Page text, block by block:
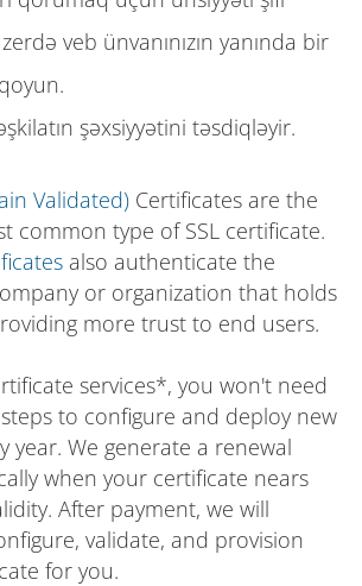
veb ünvanınızın yanında bir
şəxsiyyətini təsdiqləyir.
Validated) Certificates are the
common type of SSL certificate.
also authenticate the
or organization that holds
more trust to end users.
services*, you won't need
to configure and deploy new
year. We generate a renewal
when your certificate nears
After payment, we will
validate, and provision
for you.